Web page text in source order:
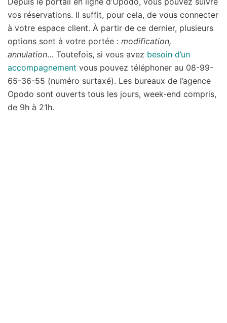
vos réservations. Il suffit, pour cela, de vous connecter
à votre espace client. À partir de ce dernier, plusieurs
options sont à votre portée : modification,
annulation… Toutefois, si vous avez besoin d’un
accompagnement vous pouvez téléphoner au 08-99-
65-36-55 (numéro surtaxé). Les bureaux de l’agence
Opodo sont ouverts tous les jours, week-end compris,
de 9h à 21h.